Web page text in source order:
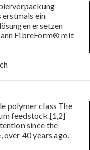
ein
ersetzen
FibreForm® mit
polymer class The
feedstock.[1,2]
since the
40 years ago.